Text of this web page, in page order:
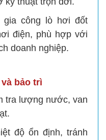
gia công lò hơi đốt
điện, phù hợp với
doanh nghiệp.
bảo trì
tra lượng nước, van
độ ổn định, tránh